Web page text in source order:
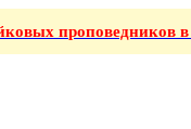
проповедников в